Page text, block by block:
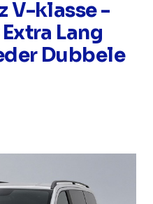
V-klasse -
Lang
Dubbele